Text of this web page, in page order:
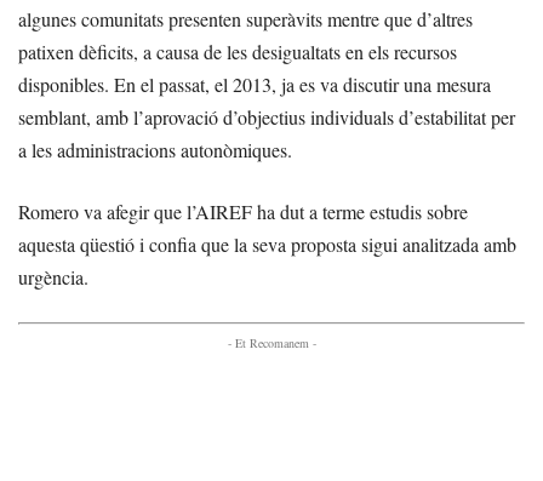
algunes comunitats presenten superàvits mentre que d’altres
patixen dèficits, a causa de les desigualtats en els recursos
disponibles. En el passat, el 2013, ja es va discutir una mesura
semblant, amb l’aprovació d’objectius individuals d’estabilitat per
a les administracions autonòmiques.
Romero va afegir que l’AIREF ha dut a terme estudis sobre
aquesta qüestió i confia que la seva proposta sigui analitzada amb
urgència.
- Et Recomanem -